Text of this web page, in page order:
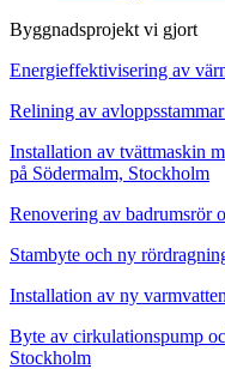
Byggnadsprojekt vi gjort
Energieffektivisering av
Relining av
Installation av tvättmaskin
på Södermalm, Stockholm
Renovering av badrumsrör
Stambyte och ny
Installation av ny
Byte av cirkulationspump
Stockholm